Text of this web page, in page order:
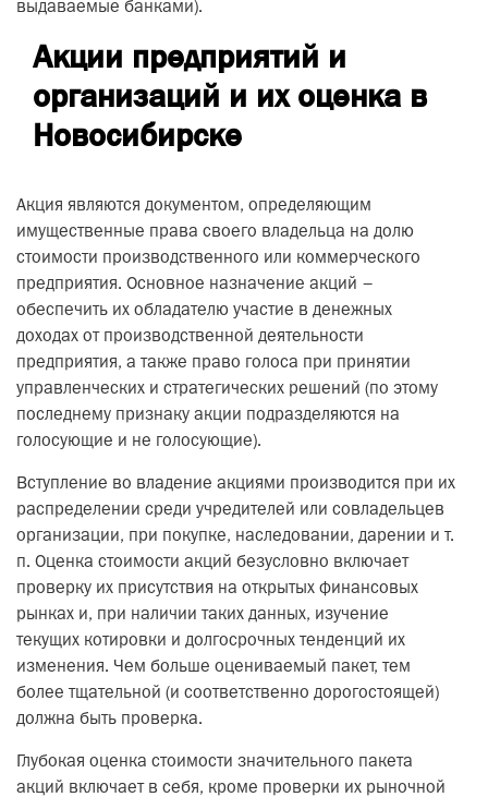
выдаваемые банками).
Акции предприятий и
организаций и их оценка в
Новосибирске
Акция являются документом, определяющим
имущественные права своего владельца на долю
стоимости производственного или коммерческого
предприятия. Основное назначение акций –
обеспечить их обладателю участие в денежных
доходах от производственной деятельности
предприятия, а также право голоса при принятии
управленческих и стратегических решений (по этому
последнему признаку акции подразделяются на
голосующие и не голосующие).
Вступление во владение акциями производится при их
распределении среди учредителей или совладельцев
организации, при покупке, наследовании, дарении и т.
п. Оценка стоимости акций безусловно включает
проверку их присутствия на открытых финансовых
рынках и, при наличии таких данных, изучение
текущих котировки и долгосрочных тенденций их
изменения. Чем больше оцениваемый пакет, тем
более тщательной (и соответственно дорогостоящей)
должна быть проверка.
Глубокая оценка стоимости значительного пакета
акций включает в себя, кроме проверки их рыночной